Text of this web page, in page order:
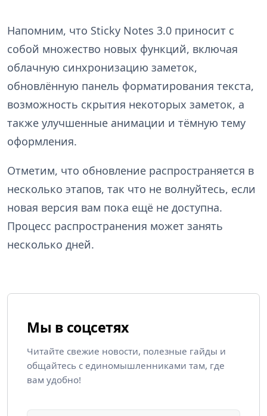
Напомним, что Sticky Notes 3.0 приносит с
собой множество новых функций, включая
облачную синхронизацию заметок,
обновлённую панель форматирования текста,
возможность скрытия некоторых заметок, а
также улучшенные анимации и тёмную тему
оформления.
Отметим, что обновление распространяется в
несколько этапов, так что не волнуйтесь, если
новая версия вам пока ещё не доступна.
Процесс распространения может занять
несколько дней.
Мы в соцсетях
Читайте свежие новости, полезные гайды и
общайтесь с единомышленниками там, где
вам удобно!